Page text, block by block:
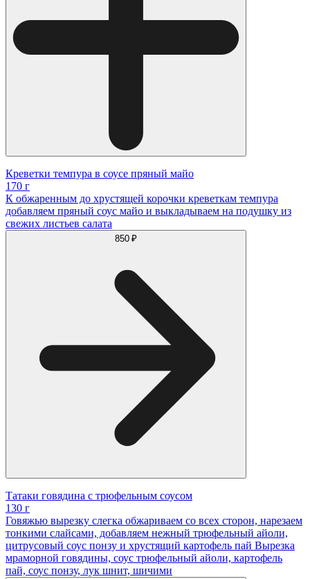
Креветки темпура в соусе пряный майо
170 г
К обжаренным до хрустящей корочки креветкам темпура
добавляем пряный соус майо и выкладываем на подушку из
свежих листьев салата
850 ₽
Татаки говядина с трюфельным соусом
130 г
Говяжью вырезку слегка обжариваем со всех сторон, нарезаем
тонкими слайсами, добавляем нежный трюфельный айоли,
цитрусовый соус понзу и хрустящий картофель пай Вырезка
мраморной говядины, соус трюфельный айоли, картофель
пай, соус понзу, лук шнит, шичими